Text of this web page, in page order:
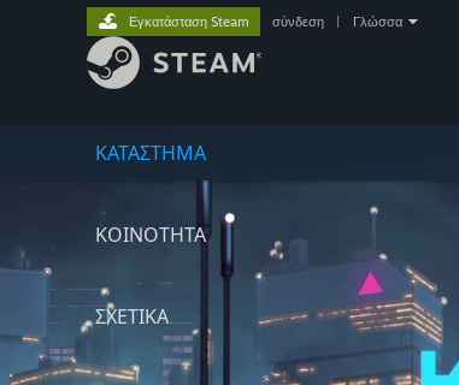
ΚΑΤΑΣΤΗΜΑ
ΚΟΙΝΟΤΗΤΑ
ΣΧΕΤΙΚΆ
Εγκατάσταση Steam σύνδεση Γλώσσα